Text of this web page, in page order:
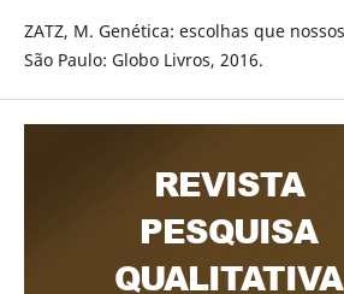
ZATZ, M. Genética: escolhas que
São Paulo: Globo Livros, 2016.